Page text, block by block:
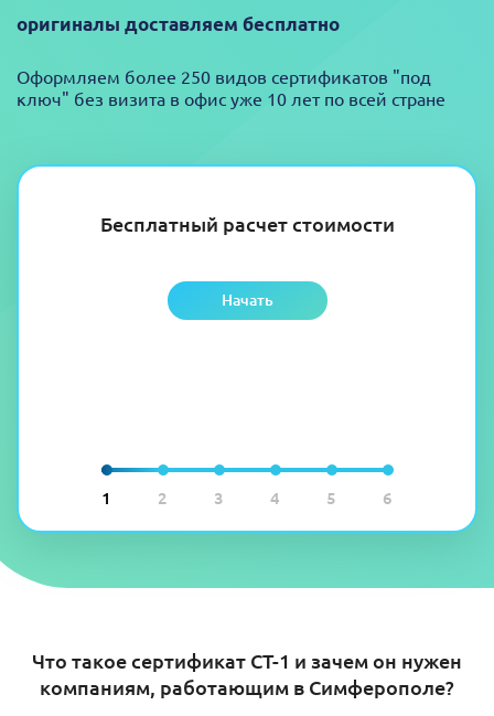
1 2 3 4 5 6
Бесплатный расчет стоимости
Начать
оригиналы доставляем бесплатно
Оформляем более 250 видов сертификатов "под
ключ" без визита в офис уже 10 лет по всей стране
Что такое сертификат СТ-1 и зачем он нужен
компаниям, работающим в Симферополе?